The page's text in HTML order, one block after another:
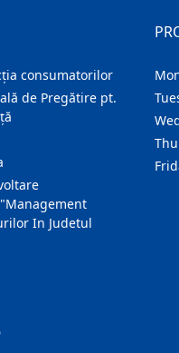
consumatorilor
de Pregătire pt.
In Judetul